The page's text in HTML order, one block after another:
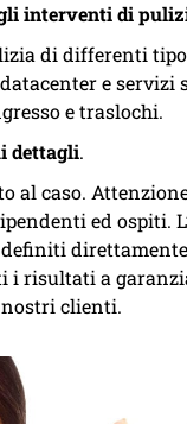
interventi di
di differenti
e
e traslochi.
dettagli.
al caso.
ed ospiti.
i risultati a
clienti.